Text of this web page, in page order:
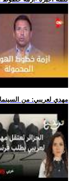
.. مهدي لعريبي: من